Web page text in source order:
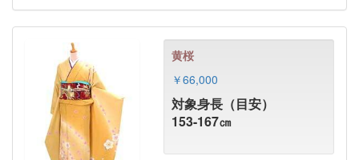
黄桜
￥66,000
対象身長（目安）
153-167㎝